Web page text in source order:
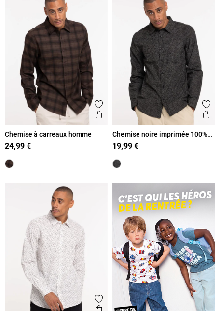
Ajouter aux favoris
Aperçu rapide
Chemise à carreaux homme
24,99 €
Chemise noire imprimée 100%
coton homme
19,99 €
Ajouter aux favoris